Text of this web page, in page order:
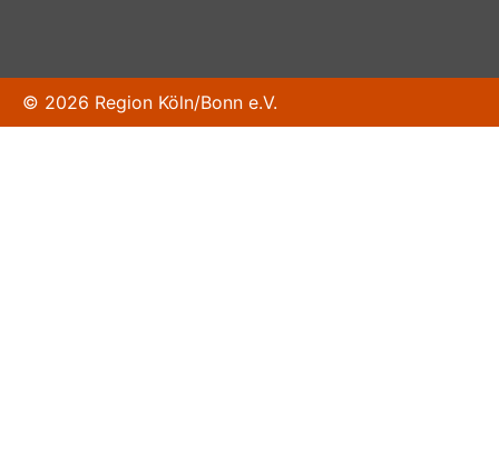
© 2026 Region Köln/Bonn e.V.